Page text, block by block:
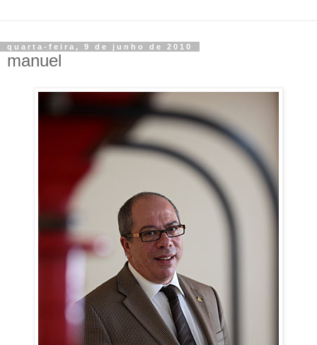
quarta-feira, 9 de junho de 2010
manuel